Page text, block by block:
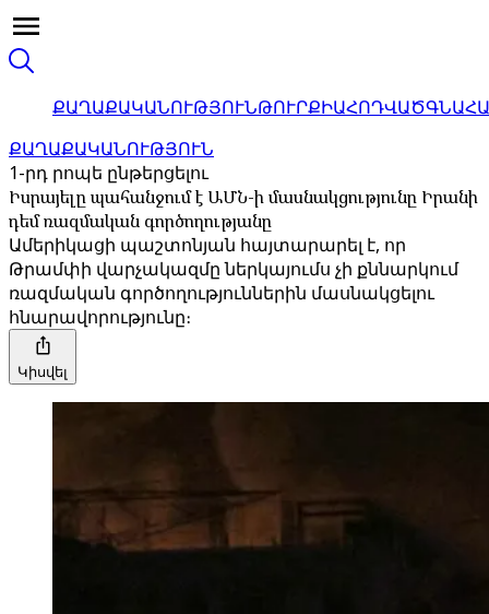
ՔԱՂԱՔԱԿԱՆՈՒԹՅՈՒՆԹՈՒՐՔԻԱՀՈԴՎԱԾ
ՔԱՂԱՔԱԿԱՆՈՒԹՅՈՒՆ
1-րդ րոպե ընթերցելու
Իսրայելը պահանջում է ԱՄՆ-ի մասնակցությունը Իրանի
դեմ ռազմական գործողությանը
Ամերիկացի պաշտոնյան հայտարարել է, որ
Թրամփի վարչակազմը ներկայումս չի քննարկում
ռազմական գործողություններին մասնակցելու
հնարավորությունը։
Կիսվել